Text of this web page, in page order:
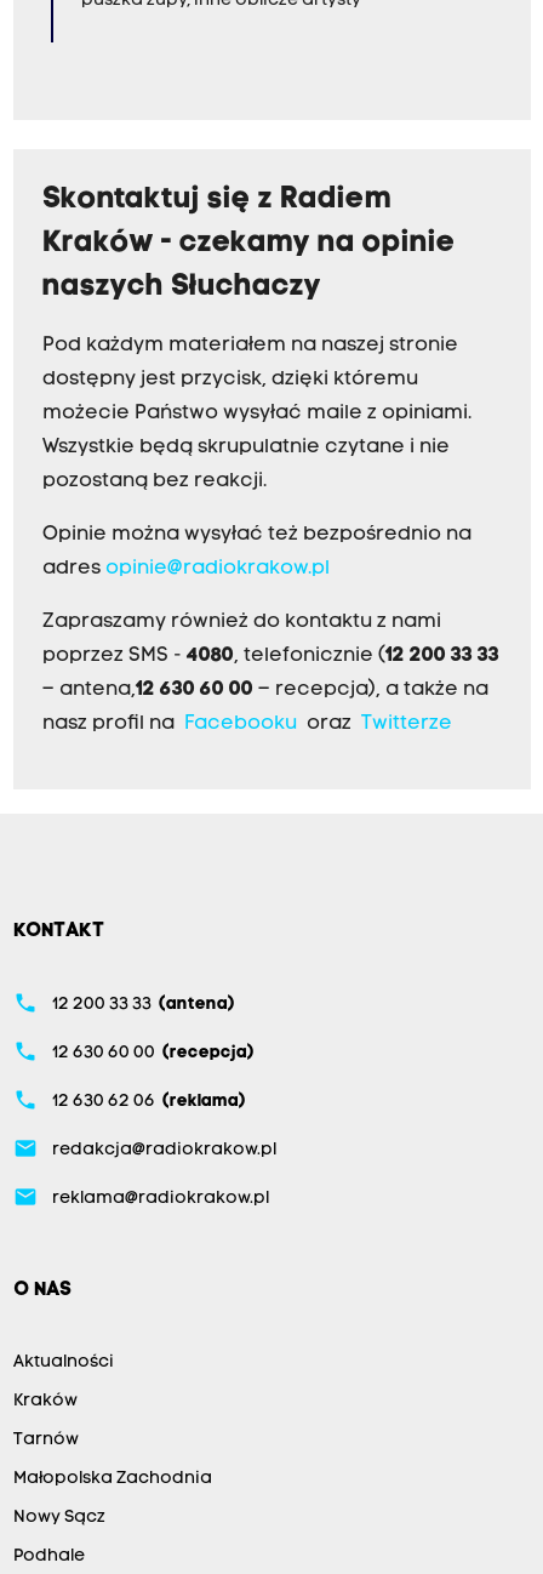
Skontaktuj się z Radiem
Kraków - czekamy na opinie
naszych Słuchaczy
Pod każdym materiałem na naszej stronie
dostępny jest przycisk, dzięki któremu
możecie Państwo wysyłać maile z opiniami.
Wszystkie będą skrupulatnie czytane i nie
pozostaną bez reakcji.
Opinie można wysyłać też bezpośrednio na
adres opinie@radiokrakow.pl
Zapraszamy również do kontaktu z nami
poprzez SMS - 4080, telefonicznie (12 200 33 33
– antena,12 630 60 00 – recepcja), a także na
nasz profil na
Facebookuoraz Twitterze
KONTAKT
phone 12 200 33 33 (antena)
phone 12 630 60 00 (recepcja)
phone 12 630 62 06 (reklama)
email redakcja@radiokrakow.pl
email reklama@radiokrakow.pl
O NAS
Aktualności
Kraków
Tarnów
Małopolska Zachodnia
Nowy Sącz
Podhale